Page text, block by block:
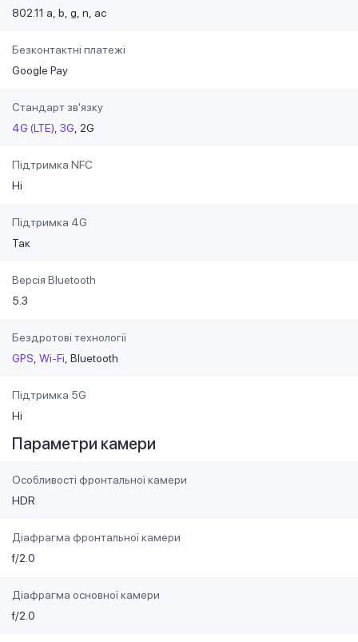
802.11 a b g n ac
Безконтактні платежі
Google Pay
Стандарт зв'язку
4G (LTE) 3G 2G
Підтримка NFC
Ні
Підтримка 4G
Так
Версія Bluetooth
5.3
Бездротові технології
GPS Wi-Fi Bluetooth
Підтримка 5G
Ні
Параметри камери
Особливості фронтальної камери
HDR
Діафрагма фронтальної камери
f/2.0
Діафрагма основної камери
f/2.0